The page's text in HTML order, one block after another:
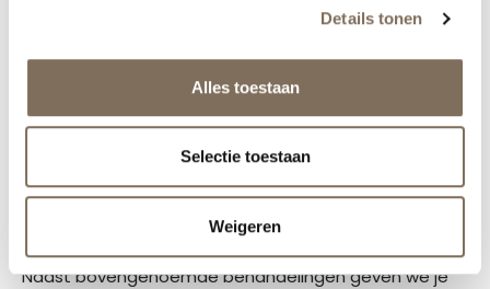
Details tonen
Alles toestaan
Selectie toestaan
Weigeren
vernietigd wordt. Dit zorgt ervoor dat de behandeling
bij veel blootstelling aan zonlichtbijvoorbeeld tijdens
een zonvakantie plannen we de volgende
behandeling op een later moment in zodat je huid
weer tot rust is gekomen.
Naast bovengenoemde behandelingen geven we je